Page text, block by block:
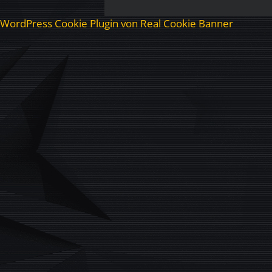
WordPress Cookie Plugin von Real Cookie Banner